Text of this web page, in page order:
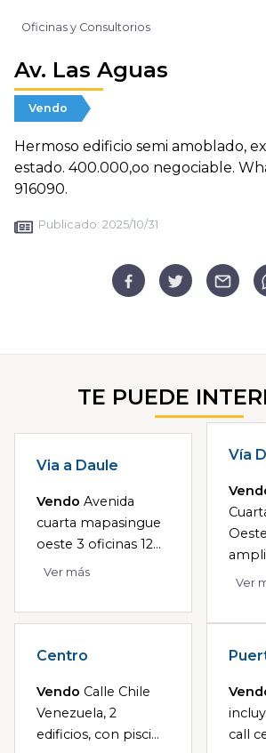
Oficinas y Consultorios
Av. Las Aguas
Vendo
Hermoso edificio semi amoblado,
estado. 400.000,oo negociable.
916090.
Publicado: 2025/10/31
TE PUEDE
Via a Daule
Vendo Avenida
cuarta mapasingue
oeste 3 oficinas 12...
Ver más
Vía
Ver
Centro
Vendo Calle Chile
Venezuela, 2
edificios, con pisci...
call